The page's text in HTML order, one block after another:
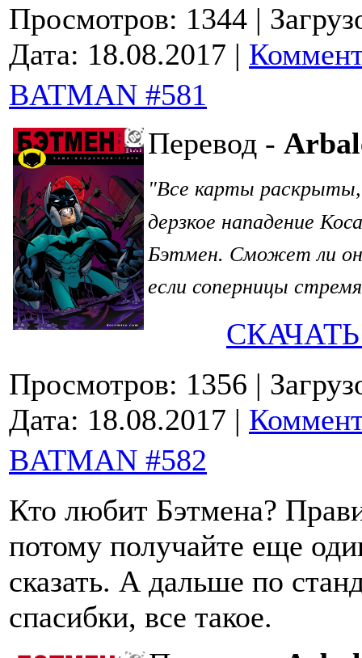
Просмотров: 1344 |
Дата: 18.08.2017 |
BATMAN #581
Перевод -
"Все карты раскрыты,
дерзкое нападение
Бэтмен. Сможет ли
если соперницы
Просмотров: 1356 |
Дата: 18.08.2017 |
BATMAN #582
Кто любит Бэтмена?
потому получайте еще
сказать. А дальше по
спасибки, все такое.